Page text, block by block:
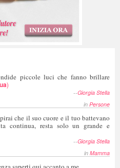
piccole luci che fanno brillare
)
--Giorgia Stella
in Persone
che il suo cuore e il tuo battevano
continua, resta solo un grande e
--Giorgia Stella
in Mamma